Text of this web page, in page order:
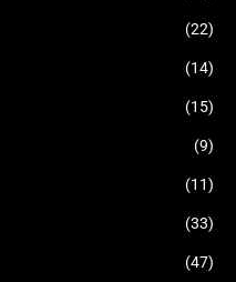
(22)
(14)
(15)
(9)
(11)
(33)
(47)